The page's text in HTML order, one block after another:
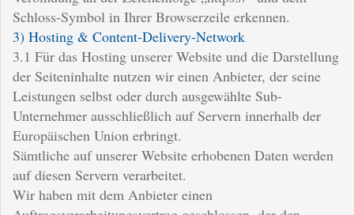
Schloss-Symbol in Ihrer Browserzeile erkennen.
3) Hosting & Content-Delivery-Network
3.1 Für das Hosting unserer Website und die Darstellung
der Seiteninhalte nutzen wir einen Anbieter, der seine
Leistungen selbst oder durch ausgewählte Sub-
Unternehmer ausschließlich auf Servern innerhalb der
Europäischen Union erbringt.
Sämtliche auf unserer Website erhobenen Daten werden
auf diesen Servern verarbeitet.
Wir haben mit dem Anbieter einen